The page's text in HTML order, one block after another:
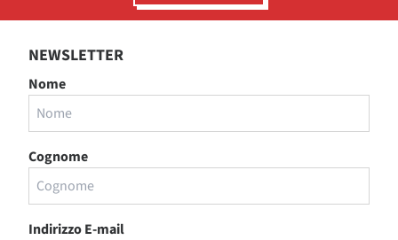
NEWSLETTER
Nome
Cognome
Indirizzo E-mail